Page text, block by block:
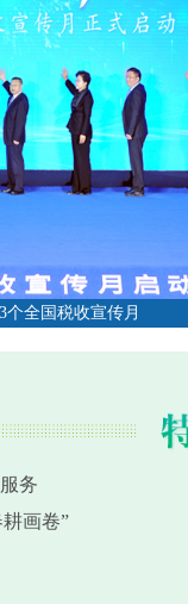
全国税收宣传月
全国税收宣传月
务
画卷”